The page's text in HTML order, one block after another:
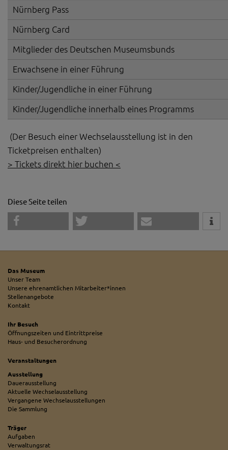
Nürnberg Pass
Nürnberg Card
Mitglieder des Deutschen Museumsbunds
Erwachsene in einer Führung
Kinder/Jugendliche in einer Führung
Kinder/Jugendliche innerhalb eines Programms
(Der Besuch einer Wechselausstellung ist in den
Ticketpreisen enthalten)
> Tickets direkt hier buchen <
Diese Seite teilen
Das Museum
Unser Team
Unsere ehrenamtlichen Mitarbeiter*innen
Stellenangebote
Kontakt
Ihr Besuch
Öffnungszeiten und Eintrittpreise
Haus- und Besucherordnung
Veranstaltungen
Ausstellung
Dauerausstellung
Aktuelle Wechselausstellung
Vergangene Wechselausstellungen
Die Sammlung
Träger
Aufgaben
Verwaltungsrat